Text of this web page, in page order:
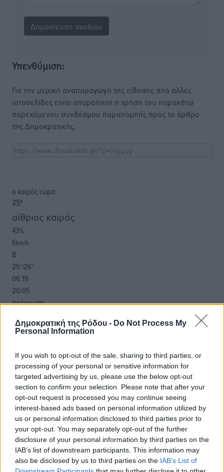
Δημοκρατική της Ρόδου - Do Not Process My
Personal Information
If you wish to opt-out of the sale, sharing to third parties, or
processing of your personal or sensitive information for
targeted advertising by us, please use the below opt-out
section to confirm your selection. Please note that after your
opt-out request is processed you may continue seeing
interest-based ads based on personal information utilized by
us or personal information disclosed to third parties prior to
your opt-out. You may separately opt-out of the further
disclosure of your personal information by third parties on the
IAB’s list of downstream participants. This information may
also be disclosed by us to third parties on the IAB’s List of
Υπενθύμιση:
Για την μερική αναπαραγωγή της είδησης από άλλες
ιστοσελίδες είναι απαραίτητη η χρήση του παρακάτω
παρεχόμενου συνδέσμου παραπομπής προς το άρθρο
της Δημοκρατικής.
o καιρός τώρα:
25°
αίθριος καιρός
43%
6km/h
Β
25°/26°
06:19
20:05
πρόγνωση:
ΔΕ
ΤΡ
28°
ΤΕ
28°
ΠΕ